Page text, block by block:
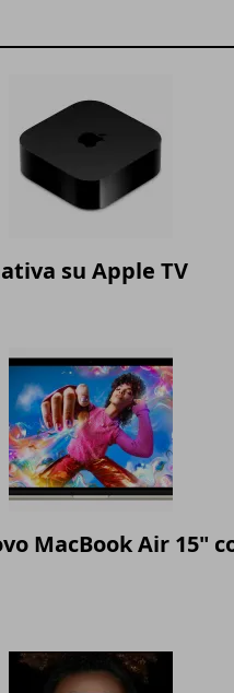
su Apple TV
MacBook Air 15"